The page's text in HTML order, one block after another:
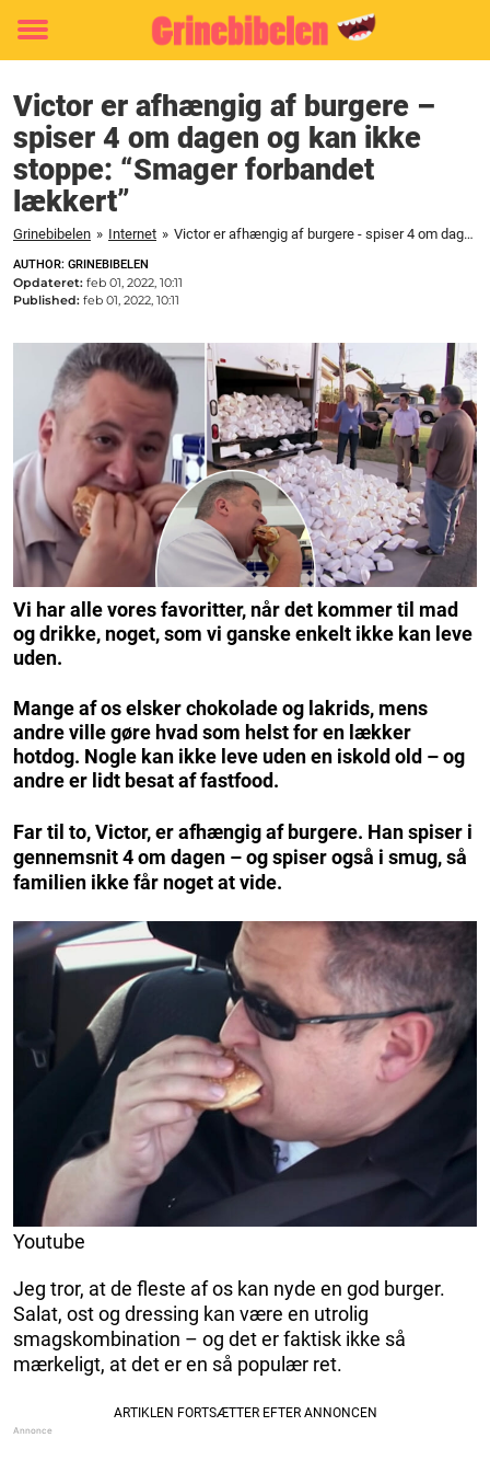
Toggle
Victor er afhængig af burgere –
spiser 4 om dagen og kan ikke
stoppe: “Smager forbandet
lækkert”
Grinebibelen » Internet » Victor er afhængig af burgere - spiser 4 om dagen og kan ikke stoppe: "Smager forbandet lækkert"
AUTHOR: GRINEBIBELEN
Opdateret: feb 01, 2022, 10:11
Published: feb 01, 2022, 10:11
Vi har alle vores favoritter, når det kommer til mad
og drikke, noget, som vi ganske enkelt ikke kan leve
uden.
Mange af os elsker chokolade og lakrids, mens
andre ville gøre hvad som helst for en lækker
hotdog. Nogle kan ikke leve uden en iskold old – og
andre er lidt besat af fastfood.
Far til to, Victor, er afhængig af burgere. Han spiser i
gennemsnit 4 om dagen – og spiser også i smug, så
familien ikke får noget at vide.
Youtube
Jeg tror, at de fleste af os kan nyde en god burger.
Salat, ost og dressing kan være en utrolig
smagskombination – og det er faktisk ikke så
mærkeligt, at det er en så populær ret.